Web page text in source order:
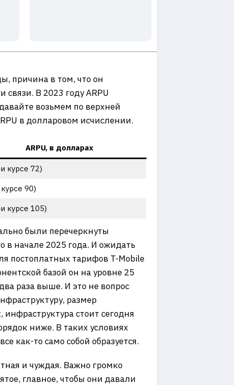
причина в том, что он
В 2023 году ARPU
возьмем по верхней
в долларовом исчислении.
ARPU, в долларах
курсе 72)
90)
курсе 105)
были перечеркнуты
начале 2025 года. И ожидать
постоплатных тарифов T-Mobile
базой он на уровне 25
раза выше. И это не вопрос
размер
стоит сегодня
ниже. В таких условиях
как-то само собой образуется.
и чуждая. Важно громко
главное, чтобы они давали